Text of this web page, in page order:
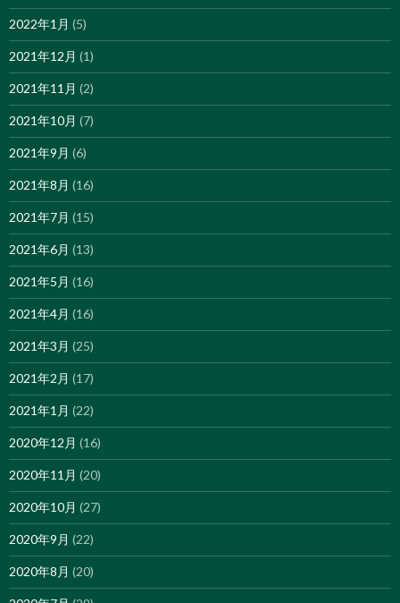
2022年1月 (5)
2021年12月 (1)
2021年11月 (2)
2021年10月 (7)
2021年9月 (6)
2021年8月 (16)
2021年7月 (15)
2021年6月 (13)
2021年5月 (16)
2021年4月 (16)
2021年3月 (25)
2021年2月 (17)
2021年1月 (22)
2020年12月 (16)
2020年11月 (20)
2020年10月 (27)
2020年9月 (22)
2020年8月 (20)